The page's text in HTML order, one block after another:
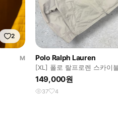
2
M
Polo Ralph Lauren
[XL] 폴로 랄프로렌 스카이
종 집업 자켓 E728
149,000원
37 4